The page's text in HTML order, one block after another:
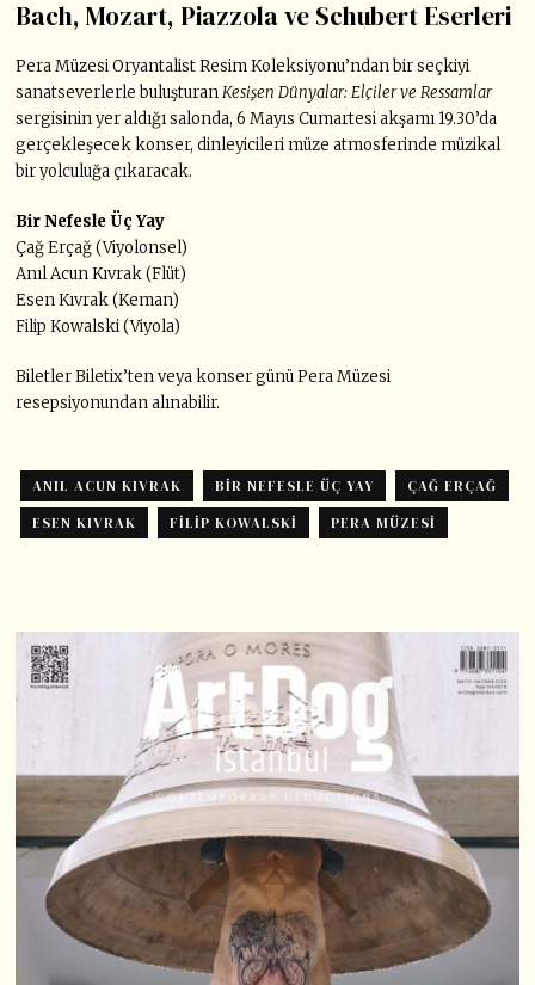
Bach, Mozart, Piazzola ve Schubert Eserleri
Pera Müzesi Oryantalist Resim Koleksiyonu’ndan bir seçkiyi
sanatseverlerle buluşturanKesişen Dünyalar: Elçiler ve Ressamlar
sergisinin yer aldığı salonda, 6 Mayıs Cumartesi akşamı 19.30’da
gerçekleşecek konser, dinleyicileri müze atmosferinde müzikal
bir yolculuğa çıkaracak.
Bir Nefesle Üç Yay
Çağ Erçağ (Viyolonsel)
Anıl Acun Kıvrak (Flüt)
Esen Kıvrak (Keman)
Filip Kowalski (Viyola)
Biletler Biletix’ten veya konser günü Pera Müzesi
resepsiyonundan alınabilir.
ANIL ACUN KIVRAK BIR NEFESLE ÜÇ YAY
ÇAĞ ERÇAĞ
ESEN KIVRAK
FILIP KOWALSKI PERA MÜZESI